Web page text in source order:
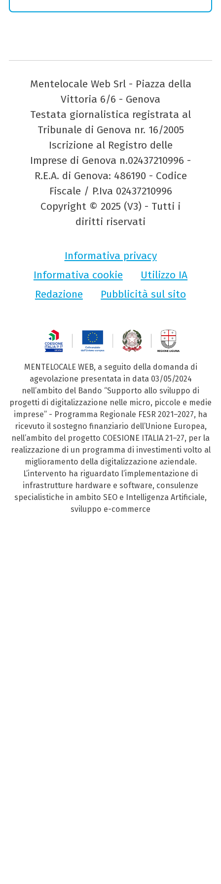
Mentelocale Web Srl - Piazza della
Vittoria 6/6 - Genova
Testata giornalistica registrata al
Tribunale di Genova nr. 16/2005
Iscrizione al Registro delle
Imprese di Genova n.02437210996 -
R.E.A. di Genova: 486190 - Codice
Fiscale / P.Iva 02437210996
Copyright © 2025 (V3) - Tutti i
diritti riservati
Informativa privacy
Informativa cookie
Utilizzo IA
Redazione
Pubblicità sul sito
MENTELOCALE WEB, a seguito della domanda di
agevolazione presentata in data 03/05/2024
nell’ambito del Bando “Supporto allo sviluppo di
progetti di digitalizzazione nelle micro, piccole e medie
imprese” - Programma Regionale FESR 2021–2027, ha
ricevuto il sostegno finanziario dell’Unione Europea,
nell’ambito del progetto COESIONE ITALIA 21–27, per la
realizzazione di un programma di investimenti volto al
miglioramento della digitalizzazione aziendale.
L’intervento ha riguardato l’implementazione di
infrastrutture hardware e software, consulenze
specialistiche in ambito SEO e Intelligenza Artificiale,
sviluppo e-commerce